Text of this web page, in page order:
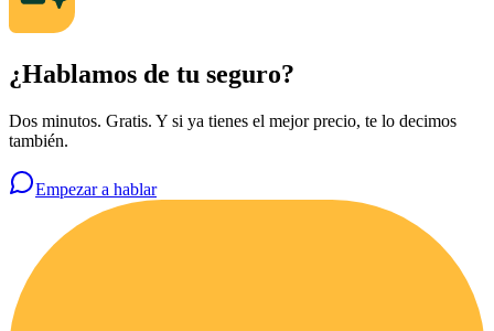
¿Hablamos de tu seguro?
Dos minutos. Gratis. Y si ya tienes el mejor precio, te lo decimos
también.
Empezar a hablar